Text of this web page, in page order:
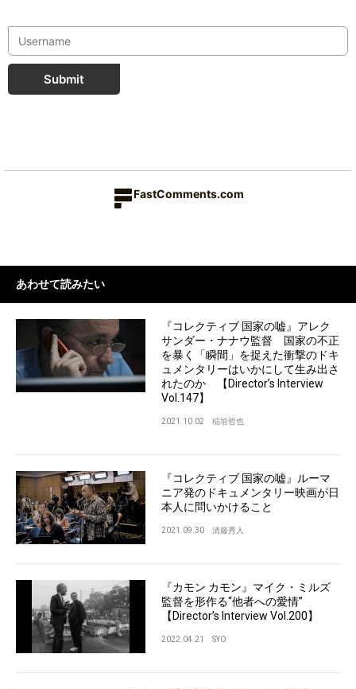
Submit
FastComments.com
あわせて読みたい
『コレクティブ 国家の嘘』アレク
サンダー・ナナウ監督 国家の不正
を暴く「瞬間」を捉えた衝撃のドキ
ュメンタリーはいかにして生み出さ
れたのか 【Director’s Interview
Vol.147】
2021.10.02 稲垣哲也
『コレクティブ 国家の嘘』ルーマ
ニア発のドキュメンタリー映画が日
本人に問いかけること
2021.09.30 清藤秀人
『カモン カモン』マイク・ミルズ
監督を形作る“他者への愛情”
【Director’s Interview Vol.200】
2022.04.21 SYO